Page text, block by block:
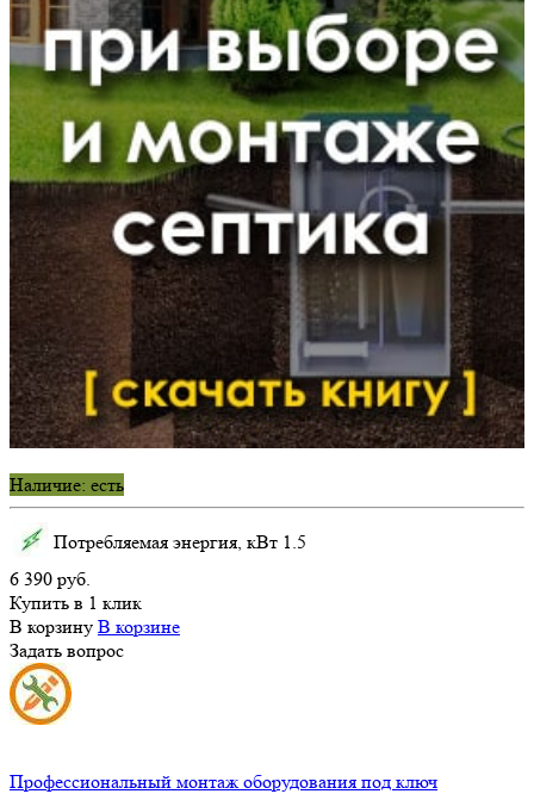
Наличие: есть
Потребляемая энергия, кВт 1.5
6 390 руб.
Купить в 1 клик
В корзину В корзине
Задать вопрос
Профессиональный монтаж оборудования под ключ